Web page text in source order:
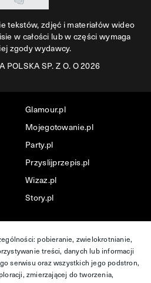
tekstów, zdjęć i materiałów wideo
w całości lub w części wymaga
zgody wydawcy.
POLSKA SP. Z O. O 2026
Glamour.pl
Mojegotowanie.pl
Party.pl
Przyslijprzepis.pl
Wizaz.pl
Story.pl
pobieranie, zwielokrotnianie,
treści, danych lub informacji
serwisu oraz wszystkich jego podstron,
zmierzającej do tworzenia,